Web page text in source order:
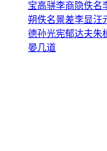
宝高骈李商隐佚名
朔佚名景差李显汪
德孙光宪郁达夫朱
晏几道